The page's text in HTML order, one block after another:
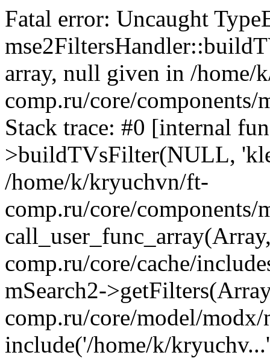
Fatal error: Uncaught
array, null given in /home/
comp.ru/core/components/
Stack trace: #0 [internal
>buildTVsFilter(NULL,
/home/k/kryuchvn/ft-
comp.ru/core/components/
comp.ru/core/cache/
mSearch2-
comp.ru/core/model/
include('/home/k/